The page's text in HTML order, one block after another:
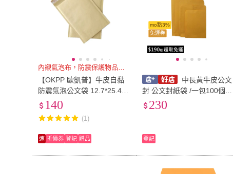
內襯氣泡布，防震保護物品效果佳
【OKPP 歐凱普】牛皮自黏
防震氣泡公文袋 12.7*25.4c
m 10入裝
140
(1)
速 折價券 登記 贈品
mo點3%
免運券
中長黃牛皮公文
封 公文封紙袋 /一包100個入
33cm x 23.5cm 牛皮紙公文
230
登記